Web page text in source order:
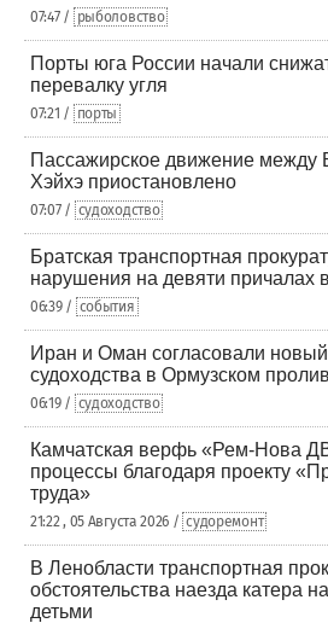
07:47 / рыболовство
Порты юга России начали
перевалку угля
07:21 / порты
Пассажирское движение между
Хэйхэ приостановлено
07:07 / судоходство
Братская транспортная
нарушения на девяти причалах
06:39 / события
Иран и Оман согласовали
судоходства в Ормузском
06:19 / судоходство
Камчатская верфь «Рем-Нова
процессы благодаря проекту
труда»
21:22 , 05 Августа 2026 / судоремонт
В Ленобласти транспортная
обстоятельства наезда катера
детьми